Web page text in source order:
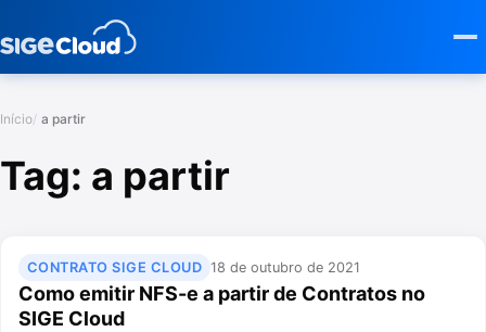
Início a partir
Tag: a partir
CONTRATO SIGE CLOUD 18 de outubro de 2021
Como emitir NFS-e a partir de Contratos no
SIGE Cloud